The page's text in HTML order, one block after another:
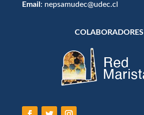
Email : nepsamudec@udec.cl
COLABORADORES